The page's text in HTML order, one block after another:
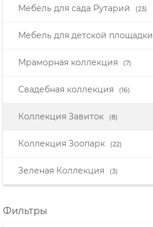
Мебель для сада Рутарий (23)
Мебель для детской площадки
Мраморная коллекция (7)
Свадебная коллекция (16)
Коллекция Завиток (8)
Коллекция Зоопарк (22)
Зеленая Коллекция (3)
Фильтры